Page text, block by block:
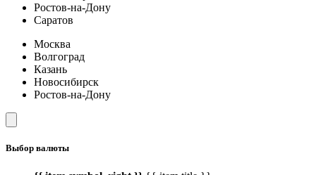
Ростов-на-Дону
Саратов
Москва
Волгоград
Казань
Новосибирск
Ростов-на-Дону
Выбор валюты